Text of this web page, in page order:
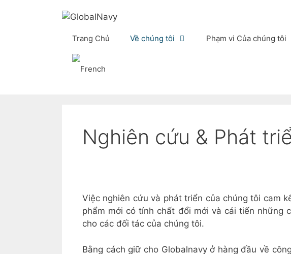
Trang Chủ Về chúng tôi Phạm vi Của chúng tôi
Nghiên cứu & Phát
Việc nghiên cứu và phát triển của chúng tôi cam
phẩm mới có tính chất đổi mới và cải tiến những
cho các đối tác của chúng tôi.
Bằng cách giữ cho Globalnavy ở hàng đầu về